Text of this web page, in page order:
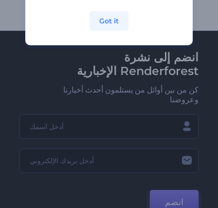
انضم إلى نشرة
Renderforest الإخبارية
كن من بين أوائل من يستلمون أحدث أخبارنا
وعروضنا
انضم
Got it